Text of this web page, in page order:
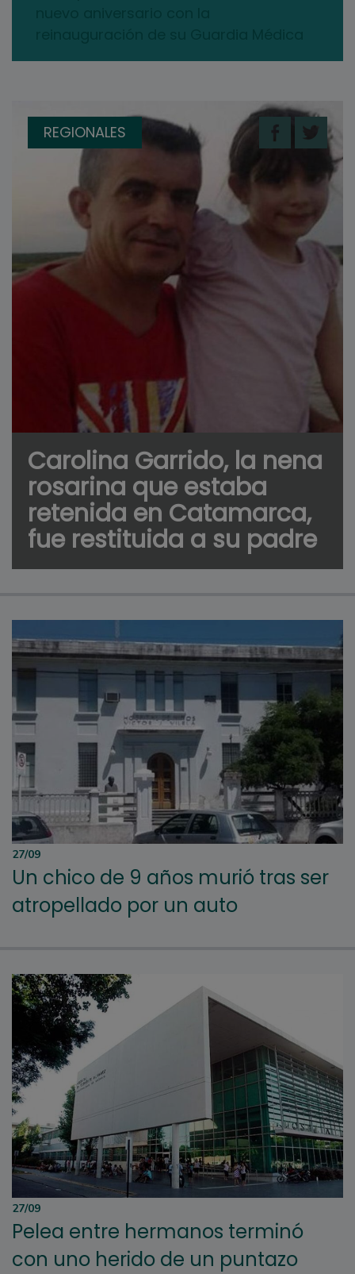
REGIONALES
Carolina Garrido, la nena
rosarina que estaba
retenida en Catamarca,
fue restituida a su padre
27/09
Un chico de 9 años murió tras ser
atropellado por un auto
27/09
Pelea entre hermanos terminó
con uno herido de un puntazo